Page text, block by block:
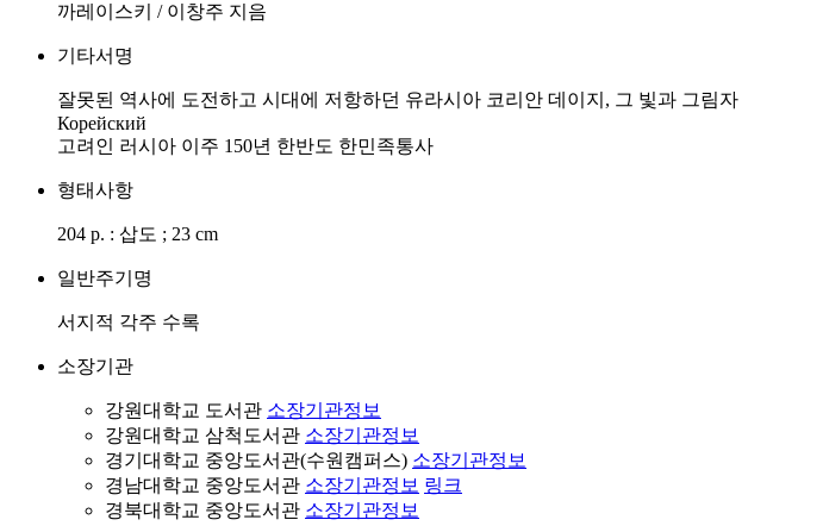
까레이스키 / 이창주 지음
기타서명
잘못된 역사에 도전하고 시대에 저항하던 유라시아 코리안 데이지, 그 빛과 그림자
Корейский
고려인 러시아 이주 150년 한반도 한민족통사
형태사항
204 p. : 삽도 ; 23 cm
일반주기명
서지적 각주 수록
소장기관
강원대학교 도서관 소장기관정보
강원대학교 삼척도서관 소장기관정보
경기대학교 중앙도서관(수원캠퍼스) 소장기관정보
경남대학교 중앙도서관 소장기관정보 링크
경북대학교 중앙도서관 소장기관정보